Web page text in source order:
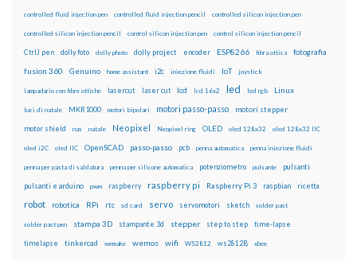
controlled fluid injection pen controlled fluid injection pencil controlled silicon injection pen
controlled silicon injection pencil control silicon injection pen control silicon injection pencil
CtrlJ pen dolly foto dolly photo dolly project encoder ESP8266 fibra ottica fotografia
fusion 360 Genuino home assistant i2c iniezione fluidi IoT joystick
lampadario con fibre ottiche lasercut laser cut lcd lcd 16x2 led led rgb Linux
luci di natale MKR1000 motori bipolari motori passo-passo motori stepper
motor shield nas natale Neopixel Neopixel ring OLED oled 128x32 oled 128x32 IIC
oled i2C oled IIC OpenSCAD passo-passo pcb penna automatica penna iniezione fluidi
penna per pasta di saldatura penna per silicone automatica potenziometro pulsante pulsanti
pulsanti e arduino pwm raspberry raspberry pi Raspberry Pi 3 raspbian ricetta
robot robotica RPi rtc sd card servo servomotori sketch solder past
solder past pen stampa 3D stampante 3d stepper step to step time-lapse
timelapse tinkercad wemake wemos wifi WS2812 ws2812B xbee